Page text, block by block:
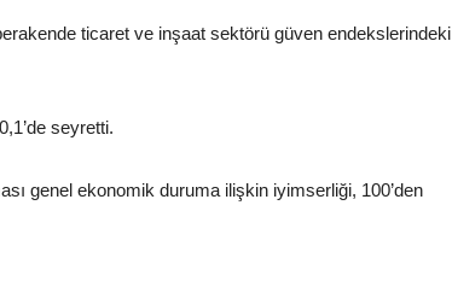
ticaret ve inşaat sektörü güven endekslerindeki
seyretti.
genel ekonomik duruma ilişkin iyimserliği, 100’den